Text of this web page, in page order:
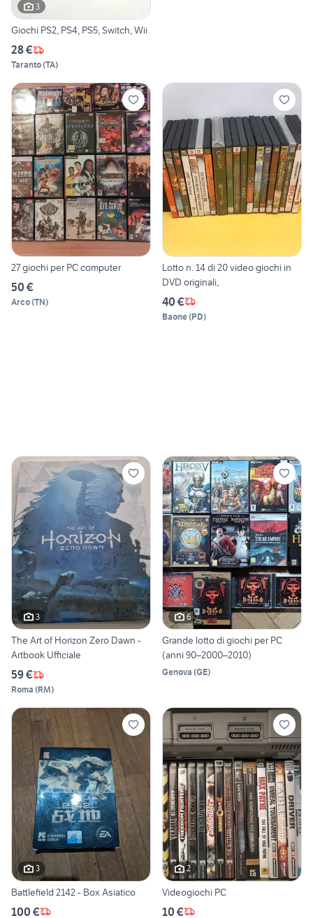
3
Giochi PS2, PS4, PS5, Switch, Wii
28 €
Taranto(TA)
27 giochi per PC computer
50 €
Arco(TN)
Lotto n. 14 di 20 video giochi in
DVD originali,
40 €
Baone(PD)
3
The Art of Horizon Zero Dawn -
Artbook Ufficiale
59 €
Roma (RM)
6
Grande lotto di giochi per PC
(anni 90–2000–2010)
Genova (GE)
3
Battlefield 2142 - Box Asiatico
100 €
2
Videogiochi PC
10 €